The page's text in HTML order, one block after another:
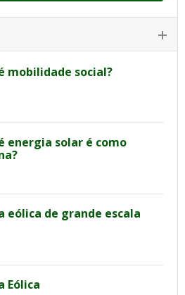
mobilidade social?
energia solar é como
eólica de grande escala
Eólica